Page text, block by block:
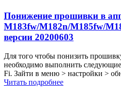
Понижение прошивки в
M183fw/M182n/M185fw/
версии 20200603
Для того чтобы понизить
необходимо выполнить
Fi. Зайти в меню > настройки >
Читать подробнее